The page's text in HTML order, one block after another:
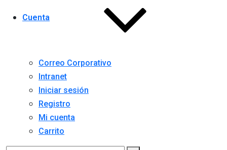
Cuenta
Correo Corporativo
Intranet
Iniciar sesión
Registro
Mi cuenta
Carrito